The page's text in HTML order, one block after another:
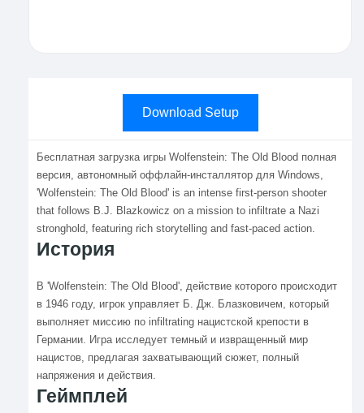
Download Setup
Бесплатная загрузка игры Wolfenstein: The Old Blood полная
версия, автономный оффлайн-инсталлятор для Windows,
'Wolfenstein: The Old Blood' is an intense first-person shooter
that follows B.J. Blazkowicz on a mission to infiltrate a Nazi
stronghold, featuring rich storytelling and fast-paced action.
История
В 'Wolfenstein: The Old Blood', действие которого происходит
в 1946 году, игрок управляет Б. Дж. Блазковичем, который
выполняет миссию по infiltrating нацистской крепости в
Германии. Игра исследует темный и извращенный мир
нацистов, предлагая захватывающий сюжет, полный
напряжения и действия.
Геймплей